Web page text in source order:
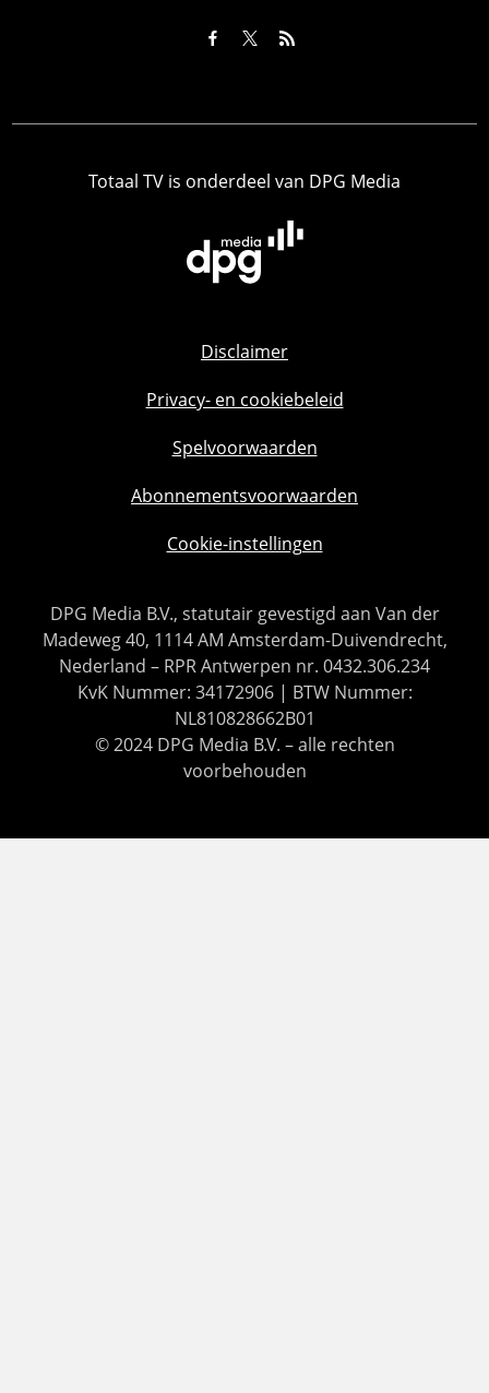
Totaal TV is onderdeel van DPG Media
Disclaimer
Privacy- en cookiebeleid
Spelvoorwaarden
Abonnementsvoorwaarden
Cookie-instellingen
DPG Media B.V., statutair gevestigd aan Van der
Madeweg 40, 1114 AM Amsterdam-Duivendrecht,
Nederland – RPR Antwerpen nr. 0432.306.234
KvK Nummer: 34172906 | BTW Nummer:
NL810828662B01
© 2024 DPG Media B.V. – alle rechten
voorbehouden